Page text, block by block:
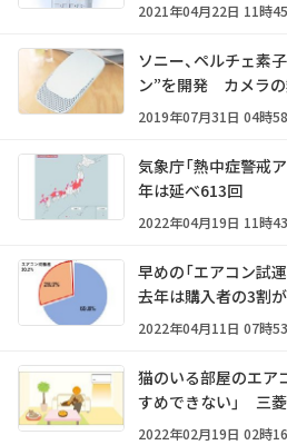
2021年04月22日 11時
ソニー、ペルチェ素
ン”を開発 カメラ
2019年07月31日 04時
気象庁「熱中症警戒
年は延べ613回
2022年04月19日 11時
早めの「エアコン試
去年は購入者の3割
2022年04月11日 07時
猫のいる部屋のエア
すめできない」 三
2022年02月19日 02時